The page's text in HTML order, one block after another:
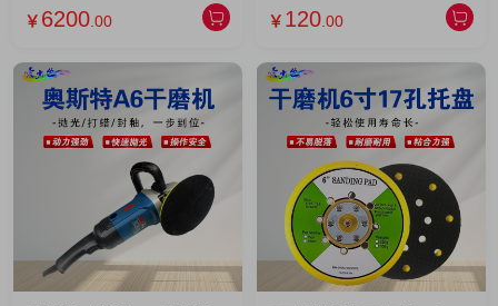
￥ 6200 .00 ￥ 120 .00